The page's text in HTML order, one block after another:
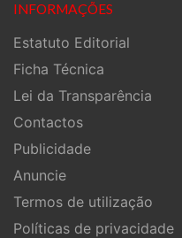
INFORMAÇÕES
Estatuto Editorial
Ficha Técnica
Lei da Transparência
Contactos
Publicidade
Anuncie
Termos de utilização
Políticas de privacidade